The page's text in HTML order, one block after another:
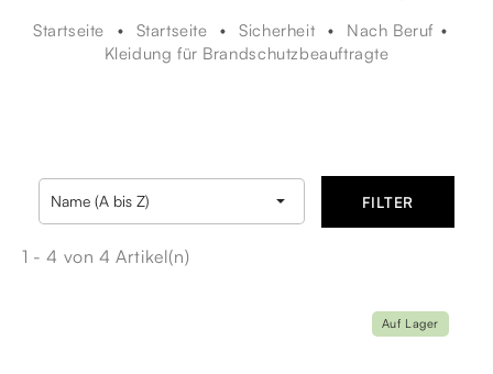
Startseite Startseite Sicherheit
Nach Beruf
Kleidung für Brandschutzbeauftragte
Name (A bis Z)  FILTER
1 - 4 von 4 Artikel(n)
Auf Lager